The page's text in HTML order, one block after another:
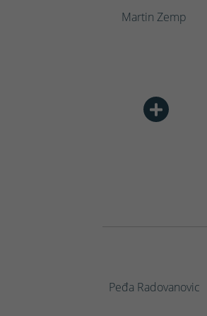
Martin Zemp
Peđa Radovanovic